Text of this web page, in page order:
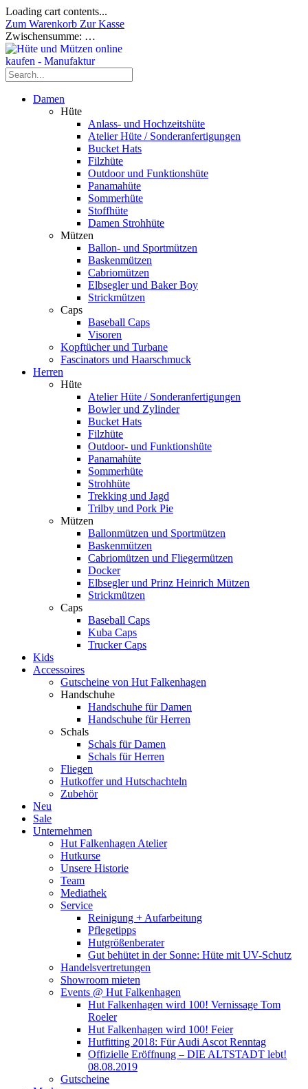
Loading cart contents...
Zum Warenkorb Zur Kasse
Zwischensumme: …
Damen
Hüte
Anlass- und Hochzeitshüte
Atelier Hüte / Sonderanfertigungen
Bucket Hats
Filzhüte
Outdoor und Funktionshüte
Panamahüte
Sommerhüte
Stoffhüte
Damen Strohhüte
Mützen
Ballon- und Sportmützen
Baskenmützen
Cabriomützen
Elbsegler und Baker Boy
Strickmützen
Caps
Baseball Caps
Visoren
Kopftücher und Turbane
Fascinators und Haarschmuck
Herren
Hüte
Atelier Hüte / Sonderanfertigungen
Bowler und Zylinder
Bucket Hats
Filzhüte
Outdoor- und Funktionshüte
Panamahüte
Sommerhüte
Strohhüte
Trekking und Jagd
Trilby und Pork Pie
Mützen
Ballonmützen und Sportmützen
Baskenmützen
Cabriomützen und Fliegermützen
Docker
Elbsegler und Prinz Heinrich Mützen
Strickmützen
Caps
Baseball Caps
Kuba Caps
Trucker Caps
Kids
Accessoires
Gutscheine von Hut Falkenhagen
Handschuhe
Handschuhe für Damen
Handschuhe für Herren
Schals
Schals für Damen
Schals für Herren
Fliegen
Hutkoffer und Hutschachteln
Zubehör
Neu
Sale
Unternehmen
Hut Falkenhagen Atelier
Hutkurse
Unsere Historie
Team
Mediathek
Service
Reinigung + Aufarbeitung
Pflegetipps
Hutgrößenberater
Gut behütet in der Sonne: Hüte mit UV-Schutz
Handelsvertretungen
Showroom mieten
Events @ Hut Falkenhagen
Hut Falkenhagen wird 100! Vernissage Tom
Roeler
Hut Falkenhagen wird 100! Feier
Hutfitting 2018: Für Audi Ascot Renntag
Offizielle Eröffnung – DIE ALTSTADT lebt!
08.08.2019
Gutscheine